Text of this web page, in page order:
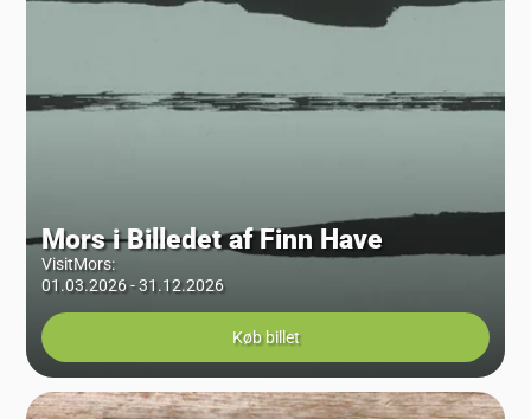
Mors i Billedet af Finn Have
VisitMors:
01.03.2026 - 31.12.2026
Køb billet